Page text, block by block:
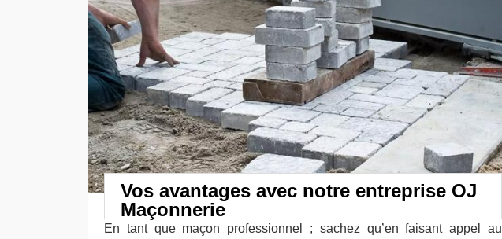
Vos avantages avec notre entreprise OJ
Maçonnerie
En tant que maçon professionnel ; sachez qu’en faisant appel au